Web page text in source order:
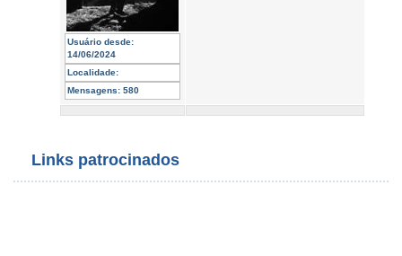
Usuário desde:
14/06/2024
Localidade:
Mensagens: 580
Links patrocinados